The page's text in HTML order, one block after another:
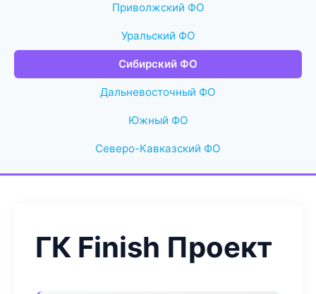
Приволжский ФО
Уральский ФО
Сибирский ФО
Дальневосточный ФО
Южный ФО
Северо-Кавказский ФО
ГК Finish Проект